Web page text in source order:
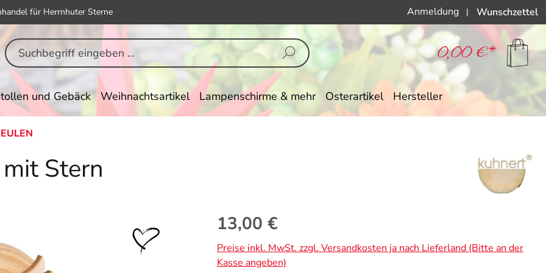
für Herrnhuter Sterne Anmeldung | Wunschzettel
0,00 €*
und Gebäck Weihnachtsartikel Lampenschirme & mehr Osterartikel Hersteller
Stern
Regulärer Preis:
13,00 €
Preise inkl. MwSt. zzgl. Versandkosten ja nach Lieferland (Bitte an der
Kasse angeben)